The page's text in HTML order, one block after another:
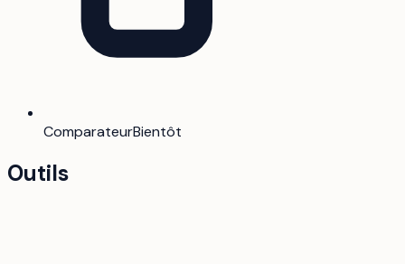
ComparateurBientôt
Outils